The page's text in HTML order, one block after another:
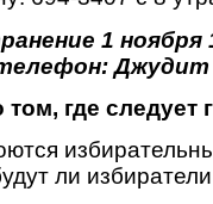
1 ноября
Джудит
где следует
ли